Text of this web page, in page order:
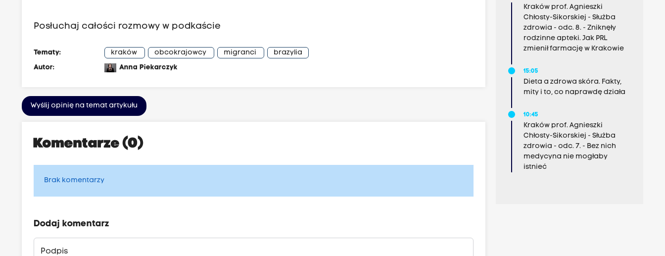
Posłuchaj całości rozmowy w podkaście
Tematy: kraków obcokrajowcy migranci
brazylia
Autor:
Anna Piekarczyk
Wyślij opinię na temat artykułu
Komentarze (0)
Brak komentarzy
Dodaj komentarz
Podpis
Kraków prof. Agnieszki
Chłosty-Sikorskiej - Służba
zdrowia - odc. 8. - Zniknęły
rodzinne apteki. Jak PRL
zmienił farmację w Krakowie
15:05
Dieta a zdrowa skóra. Fakty,
mity i to, co naprawdę działa
10:45
Kraków prof. Agnieszki
Chłosty-Sikorskiej - Służba
zdrowia - odc. 7. - Bez nich
medycyna nie mogłaby
istnieć